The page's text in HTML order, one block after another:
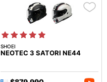
SHOEI
NEOTEC 3 SATORI NE44